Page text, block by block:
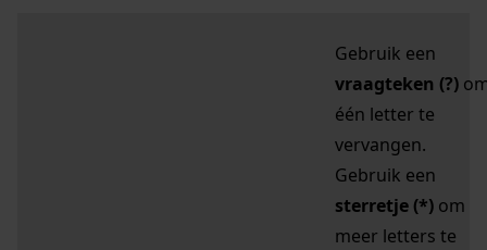
Gebruik een
vraagteken (?)
één letter te
vervangen.
Gebruik een
sterretje (*) om
meer letters te